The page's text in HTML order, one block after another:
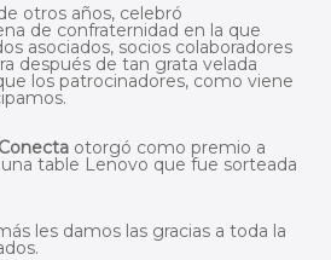
otros años, celebró
de confraternidad en la que
asociados, socios colaboradores
después de tan grata velada
los patrocinadores, como viene
otorgó como premio a
table Lenovo que fue sorteada
les damos las gracias a toda la